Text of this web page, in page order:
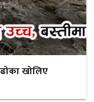
खोलिए